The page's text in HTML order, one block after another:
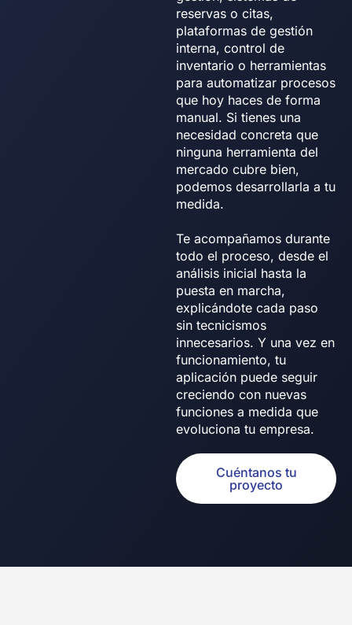
reservas o citas,
plataformas de gestión
interna, control de
inventario o herramientas
para automatizar procesos
que hoy haces de forma
manual. Si tienes una
necesidad concreta que
ninguna herramienta del
mercado cubre bien,
podemos desarrollarla a tu
medida.
Te acompañamos durante
todo el proceso, desde el
análisis inicial hasta la
puesta en marcha,
explicándote cada paso
sin tecnicismos
innecesarios. Y una vez en
funcionamiento, tu
aplicación puede seguir
creciendo con nuevas
funciones a medida que
evoluciona tu empresa.
Cuéntanos tu
proyecto